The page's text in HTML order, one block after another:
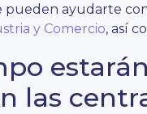
pueden ayudarte
y Comercio, así
las